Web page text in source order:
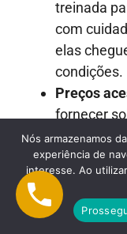
treinada
com
elas
condições.
Preços
fornecer
qualidade
Nossa
oferecer
fornecer
Nós armazenamos
experiência de
interesse. Ao